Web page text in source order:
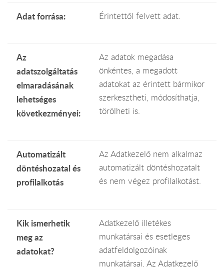
Adat forrása: Érintettől felvett adat.
Az
adatszolgáltatás
elmaradásának
lehetséges
következményei:
Az adatok megadása
önkéntes, a megadott
adatokat az érintett bármikor
szerkesztheti, módosíthatja,
törölheti is.
Automatizált
döntéshozatal és
profilalkotás
Az Adatkezelő nem alkalmaz
automatizált döntéshozatalt
és nem végez profilalkotást.
Kik ismerhetik
meg az
adatokat?
Adatkezelő illetékes
munkatársai és esetleges
adatfeldolgozóinak
munkatársai. Az Adatkezelő